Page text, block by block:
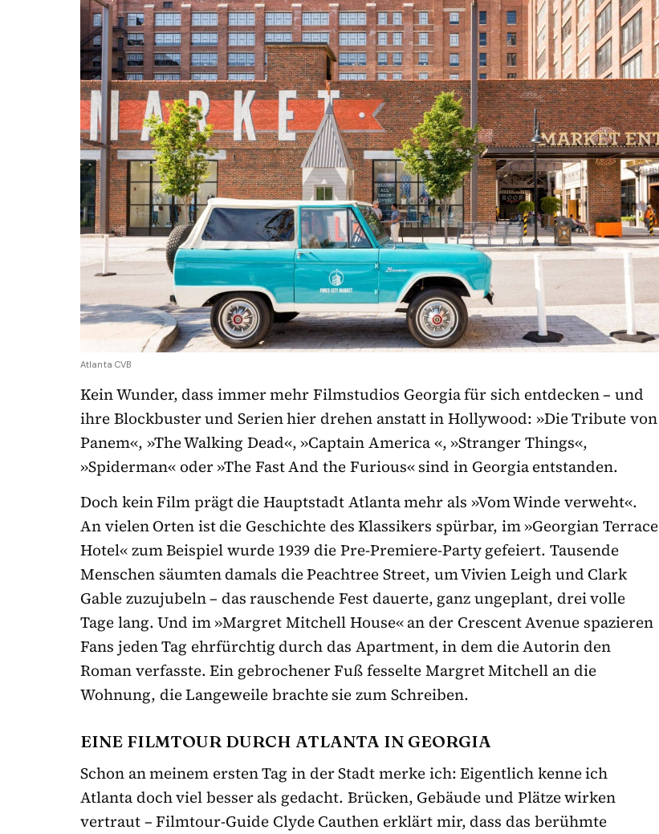
Atlanta CVB
Kein Wunder, dass immer mehr Filmstudios Georgia für sich entdecken – und
ihre Blockbuster und Serien hier drehen anstatt in Hollywood: »Die Tribute von
Panem«, »The Walking Dead«, »Captain America «, »Stranger Things«,
»Spiderman« oder »The Fast And the Furious« sind in Georgia entstanden.
Doch kein Film prägt die Hauptstadt Atlanta mehr als »Vom Winde verweht«.
An vielen Orten ist die Geschichte des Klassikers spürbar, im »Georgian Terrace
Hotel« zum Beispiel wurde 1939 die Pre-Premiere-Party gefeiert. Tausende
Menschen säumten damals die Peachtree Street, um Vivien Leigh und Clark
Gable zuzujubeln – das rauschende Fest dauerte, ganz ungeplant, drei volle
Tage lang. Und im »Margret Mitchell House« an der Crescent Avenue spazieren
Fans jeden Tag ehrfürchtig durch das Apartment, in dem die Autorin den
Roman verfasste. Ein gebrochener Fuß fesselte Margret Mitchell an die
Wohnung, die Langeweile brachte sie zum Schreiben.
EINE FILMTOUR DURCH ATLANTA IN GEORGIA
Schon an meinem ersten Tag in der Stadt merke ich: Eigentlich kenne ich
Atlanta doch viel besser als gedacht. Brücken, Gebäude und Plätze wirken
vertraut – Filmtour-Guide Clyde Cauthen erklärt mir, dass das berühmte